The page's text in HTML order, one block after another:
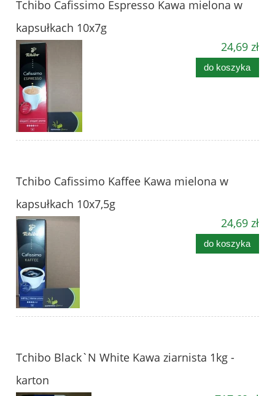
Tchibo Cafissimo Espresso Kawa mielona w
kapsułkach 10x7g
24,69 zł
do koszyka
Tchibo Cafissimo Kaffee Kawa mielona w
kapsułkach 10x7,5g
24,69 zł
do koszyka
Tchibo Black`N White Kawa ziarnista 1kg -
karton